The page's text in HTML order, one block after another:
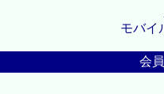
モバイ
会